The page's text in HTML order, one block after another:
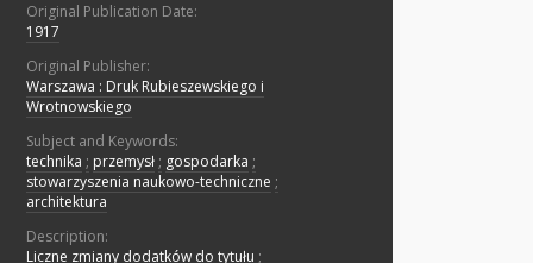
Original Publication Date:
1917
Original Publisher:
Warszawa : Druk Rubieszewskiego i
Wrotnowskiego
Subject and Keywords:
technika ; przemysł ; gospodarka ;
stowarzyszenia naukowo-techniczne ;
architektura
Description:
Liczne zmiany dodatków do tytułu ;